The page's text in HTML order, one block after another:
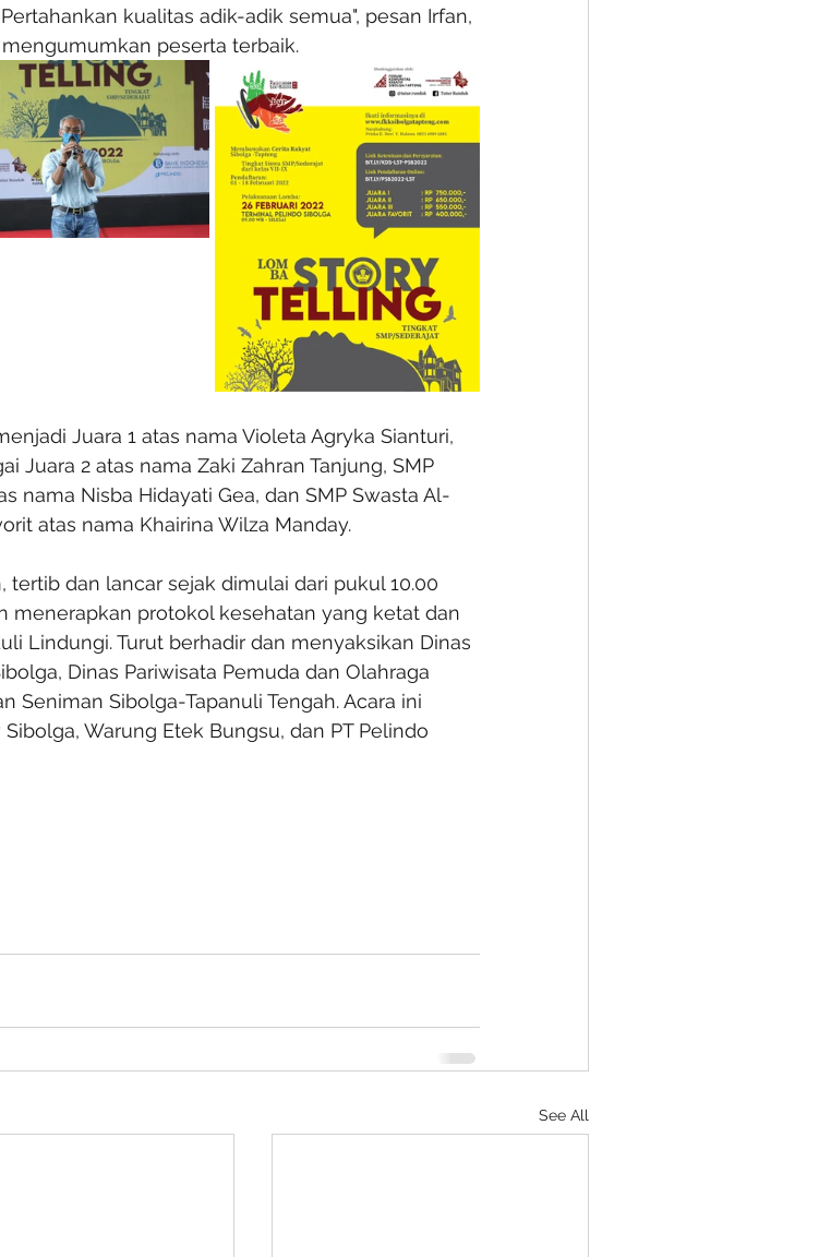
kualitas adik-adik semua", pesan Irfan,
peserta terbaik.
Juara 1 atas nama Violeta Agryka Sianturi,
Juara 2 atas nama Zaki Zahran Tanjung, SMP
nama Nisba Hidayati Gea, dan SMP Swasta Al-
atas nama Khairina Wilza Manday.
dan lancar sejak dimulai dari pukul 10.00
menerapkan protokol kesehatan yang ketat dan
Lindungi. Turut berhadir dan menyaksikan Dinas
Dinas Pariwisata Pemuda dan Olahraga
Seniman Sibolga-Tapanuli Tengah. Acara ini
Warung Etek Bungsu, dan PT Pelindo
See All